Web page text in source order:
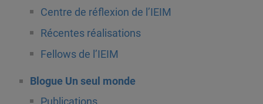
Centre de réflexion de l’IEIM
Récentes réalisations
Fellows de l’IEIM
Blogue Un seul monde
Publications